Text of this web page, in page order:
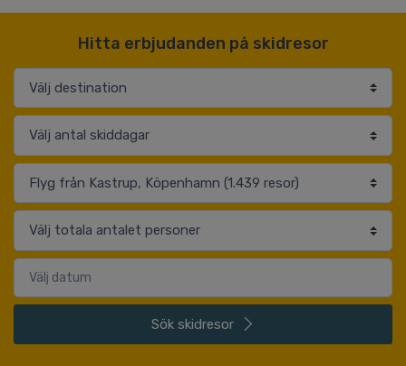
Hitta erbjudanden på skidresor
Sök skidresor